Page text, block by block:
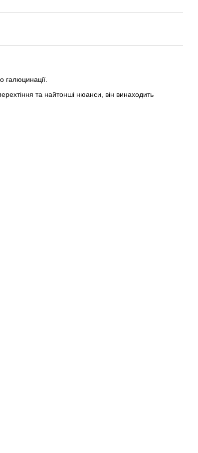
галюцинації.
та найтонші нюанси, він винаходить